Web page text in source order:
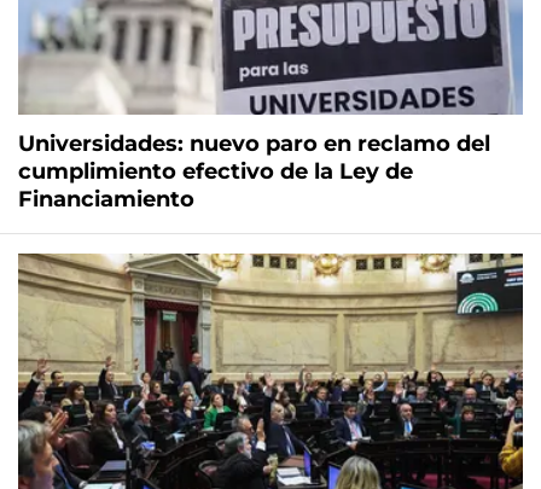
Universidades: nuevo paro en reclamo del
cumplimiento efectivo de la Ley de
Financiamiento